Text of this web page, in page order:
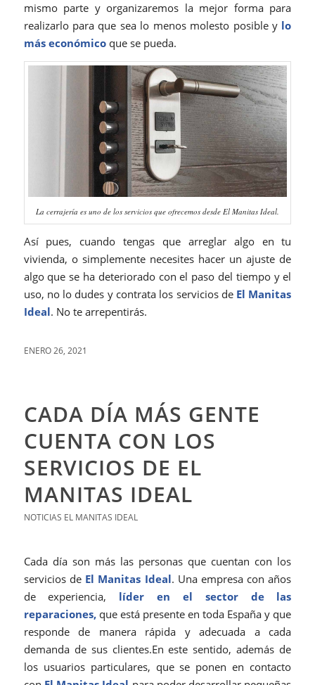
mismo parte y organizaremos la mejor forma para
realizarlo para que sea lo menos molesto posible y lo
más económicoque se pueda.
La cerrajería es uno de los servicios que ofrecemos desde El Manitas Ideal.
Así pues, cuando tengas que arreglar algo en tu
vivienda, o simplemente necesites hacer un ajuste de
algo que se ha deteriorado con el paso del tiempo y el
uso, no lo dudes y contrata los servicios de El Manitas
Ideal. No te arrepentirás.
ENERO 26, 2021
CADA DÍA MÁS GENTE
CUENTA CON LOS
SERVICIOS DE EL
MANITAS IDEAL
NOTICIAS EL MANITAS IDEAL
Cada día son más las personas que cuentan con los
servicios de El Manitas Ideal. Una empresa con años
de experiencia, líder en el sector de las
reparaciones,que está presente en toda España y que
responde de manera rápida y adecuada a cada
demanda de sus clientes.En este sentido, además de
los usuarios particulares, que se ponen en contacto